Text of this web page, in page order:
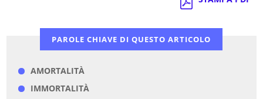
PAROLE CHIAVE DI QUESTO ARTICOLO
AMORTALITÀ
IMMORTALITÀ